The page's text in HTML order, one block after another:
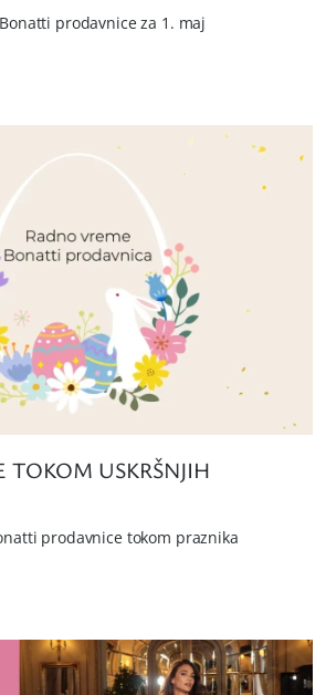
prodavnice za 1. maj
USKRŠNJIH
prodavnice tokom praznika